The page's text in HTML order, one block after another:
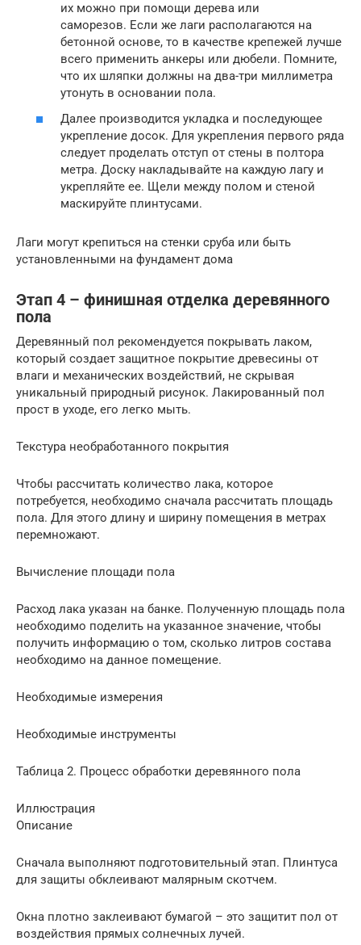
их можно при помощи дерева или
саморезов. Если же лаги располагаются на
бетонной основе, то в качестве крепежей лучше
всего применить анкеры или дюбели. Помните,
что их шляпки должны на два-три миллиметра
утонуть в основании пола.
Далее производится укладка и последующее
укрепление досок. Для укрепления первого ряда
следует проделать отступ от стены в полтора
метра. Доску накладывайте на каждую лагу и
укрепляйте ее. Щели между полом и стеной
маскируйте плинтусами.
Лаги могут крепиться на стенки сруба или быть
установленными на фундамент дома
Этап 4 – финишная отделка деревянного
пола
Деревянный пол рекомендуется покрывать лаком,
который создает защитное покрытие древесины от
влаги и механических воздействий, не скрывая
уникальный природный рисунок. Лакированный пол
прост в уходе, его легко мыть.
Текстура необработанного покрытия
Чтобы рассчитать количество лака, которое
потребуется, необходимо сначала рассчитать площадь
пола. Для этого длину и ширину помещения в метрах
перемножают.
Вычисление площади пола
Расход лака указан на банке. Полученную площадь пола
необходимо поделить на указанное значение, чтобы
получить информацию о том, сколько литров состава
необходимо на данное помещение.
Необходимые измерения
Необходимые инструменты
Таблица 2. Процесс обработки деревянного пола
Иллюстрация
Описание
Сначала выполняют подготовительный этап. Плинтуса
для защиты обклеивают малярным скотчем.
Окна плотно заклеивают бумагой – это защитит пол от
воздействия прямых солнечных лучей.